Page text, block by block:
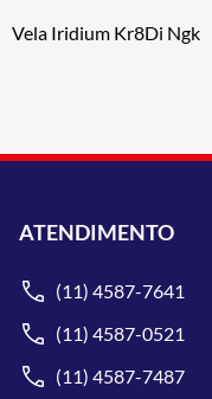
Vela Iridium Kr8Di Ngk
ATENDIMENTO
(11) 4587-7641
(11) 4587-0521
(11) 4587-7487